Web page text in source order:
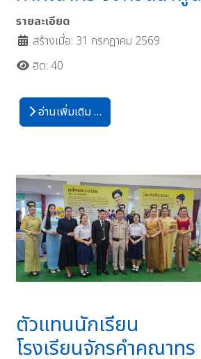
รายละเอียด
สร้างเมื่อ: 31 กรกฎาคม 2569
ฮิต: 40
อ่านเพิ่มเติม …
ตัวแทนนักเรียน
โรงเรียนจักรคำคณาทร